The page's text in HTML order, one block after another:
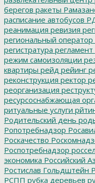
берегов ракеты
расписание автобусов
реанимация ревизия
региональный оператор
регистратура регламент
режим самоизоляции
квартиры рейд рейинг
реконструкция ректор
реорганизация
ресурсоснабжающая
ритуальные услуги
Родительский день
Ропотребнадзор
Роскачество
Роспотребнадзор
экономика Российский
Ростислав Гольдштейн
РСПП рубка деревьев